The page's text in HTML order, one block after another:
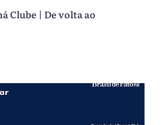
Clube | De volta ao